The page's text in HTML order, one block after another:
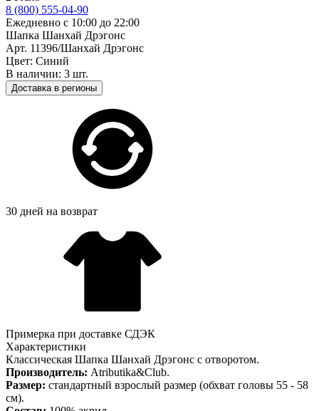
8 (800) 555-04-90
Ежедневно с 10:00 до 22:00
Шапка Шанхай Дрэгонс
Арт. 11396/Шанхай Дрэгонс
Цвет: Синий
В наличии: 3 шт.
Доставка в регионы
30 дней на возврат
Примерка при доставке СДЭК
Характеристики
Классическая Шапка Шанхай Дрэгонс с отворотом.
Производитель: Atributika&Club.
Размер: стандартный взрослый размер (обхват головы 55 - 58
см).